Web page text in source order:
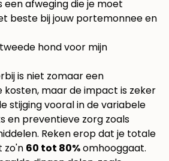
een afweging die je moet
beste bij jouw portemonnee en
hond voor mijn
is niet zomaar een
kosten, maar de impact is zeker
stijging vooral in de variabele
en preventieve zorg zoals
Reken erop dat je totale
zo'n 60 tot 80%omhooggaat.